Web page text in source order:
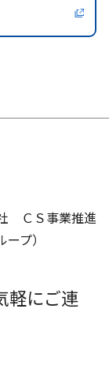
ＣＳ事業推進
プ）
軽にご連